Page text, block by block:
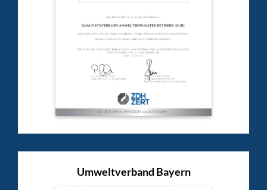
Umweltverband Bayern